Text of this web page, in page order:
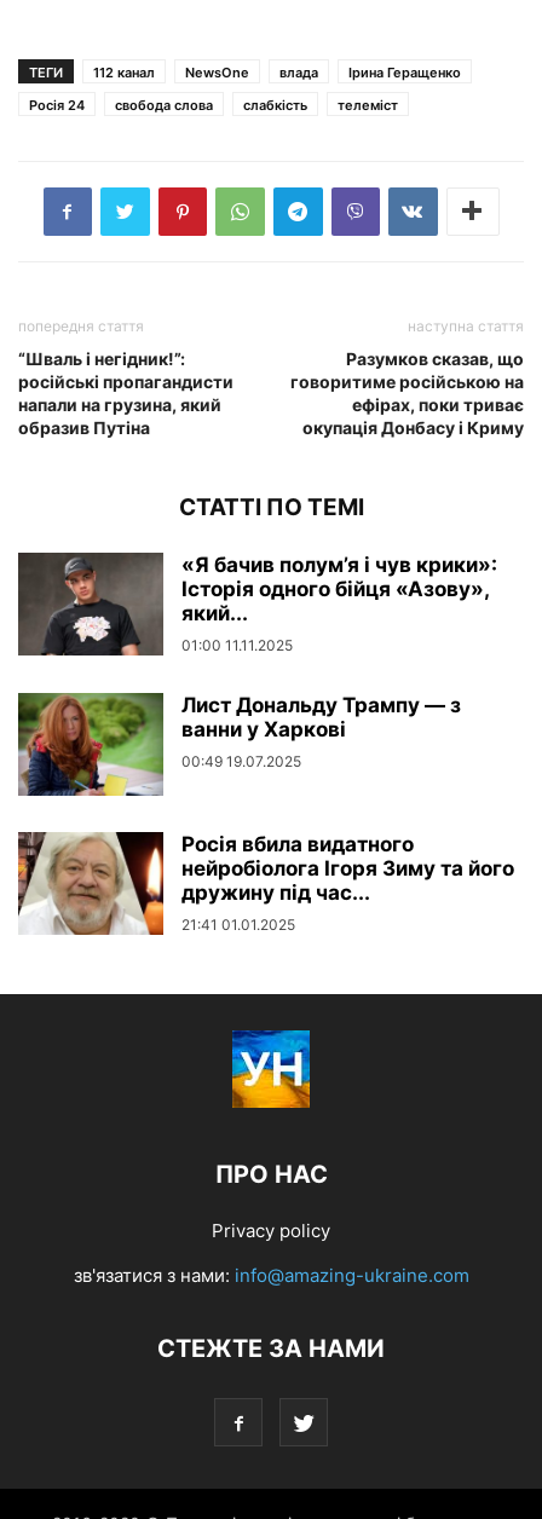
ТЕГИ 112 канал NewsOne влада
Ірина Геращенко
Росія 24
свобода слова слабкість телеміст
попередня стаття
“Шваль і негідник!”:
російські пропагандисти
напали на грузина, який
образив Путіна
наступна стаття
Разумков сказав, що
говоритиме російською на
ефірах, поки триває
окупація Донбасу і Криму
СТАТТІ ПО ТЕМІ
«Я бачив полум’я і чув крики»:
Історія одного бійця «Азову»,
який...
01:00 11.11.2025
Лист Дональду Трампу — з
ванни у Харкові
00:49 19.07.2025
Росія вбила видатного
нейробіолога Ігоря Зиму та його
дружину під час...
21:41 01.01.2025
ПРО НАС
Privacy policy
зв'язатися з нами: info@amazing-ukraine.com
СТЕЖТЕ ЗА НАМИ